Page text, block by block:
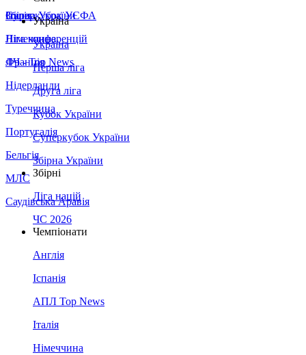
Збірна України
Італія
Німеччина
Франція
Нідерланди
Туреччина
Португалія
Бельгія
МЛС
Саудівська Аравія
Суперкубок УЄФА
Ліга конференцій
ЛЧ - Top News
Україна
Україна
Перша ліга
Друга ліга
Кубок України
Суперкубок України
Збірна України
Збірні
Ліга націй
ЧС 2026
Чемпіонати
Англія
Іспанія
АПЛ Top News
Італія
Німеччина